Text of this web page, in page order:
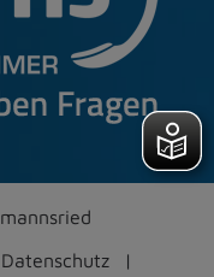
Datenschutz